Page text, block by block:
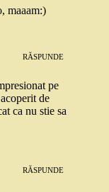
maaam:)
RĂSPUNDE
pe
de
ca nu stie sa
RĂSPUNDE